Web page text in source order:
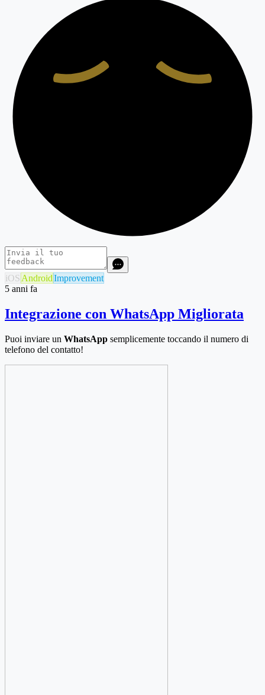
iOS AndroidImprovement
5 anni fa
Integrazione con WhatsApp Migliorata
Puoi inviare un WhatsApp semplicemente toccando il numero di
telefono del contatto!